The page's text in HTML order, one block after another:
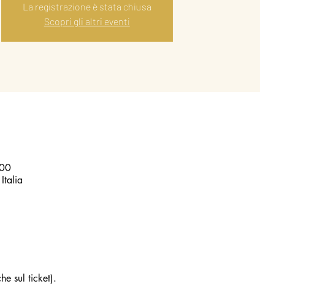
La registrazione è stata chiusa
Scopri gli altri eventi
sul ticket).